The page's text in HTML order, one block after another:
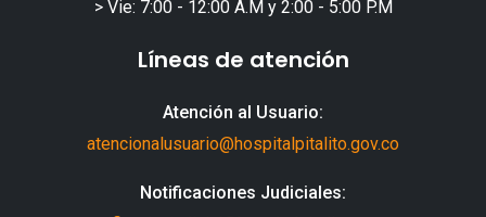
> Vie: 7:00 - 12:00 A.M y 2:00 - 5:00 P.M
Líneas de atención
Atención al Usuario:
atencionalusuario@hospitalpitalito.gov.co
Notificaciones Judiciales: